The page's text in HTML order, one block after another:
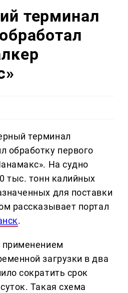
терминал
терминал
обработку первого
На судно
тыс. тонн калийных
для поставки
рассказывает портал
.
применением
загрузки в два
сократить срок
Такая схема